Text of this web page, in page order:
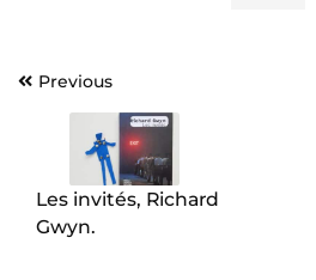
Navigation
l’article
Previous
Les invités, Richard
Gwyn.